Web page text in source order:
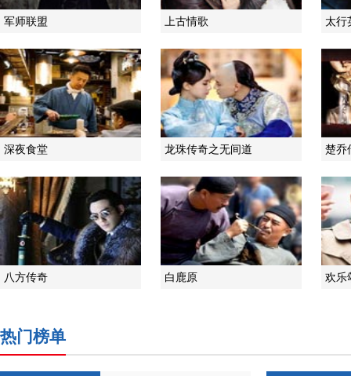
军师联盟 上古情歌 太行
深夜食堂 龙珠传奇之无间道 楚乔
八方传奇 白鹿原 欢乐
热门榜单